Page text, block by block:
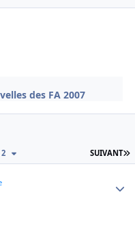
des FA 2007
SUIVANT
2